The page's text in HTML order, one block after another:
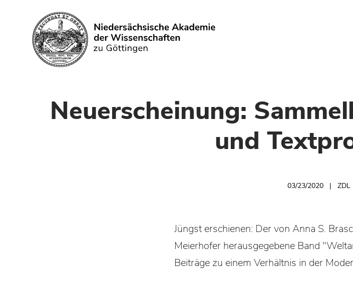
Search
Neuerscheinung:
und
03/23/2020 ZDL
Jüngst erschienen: Der von Anna S.
Meierhofer herausgegebene Band
Beiträge zu einem Verhältnis in der